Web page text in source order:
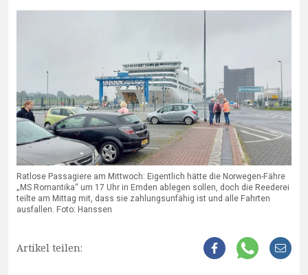
Ratlose Passagiere am Mittwoch: Eigentlich hätte die Norwegen-Fähre
„MS Romantika“ um 17 Uhr in Emden ablegen sollen, doch die Reederei
teilte am Mittag mit, dass sie zahlungsunfähig ist und alle Fahrten
ausfallen. Foto: Hanssen
Artikel teilen: